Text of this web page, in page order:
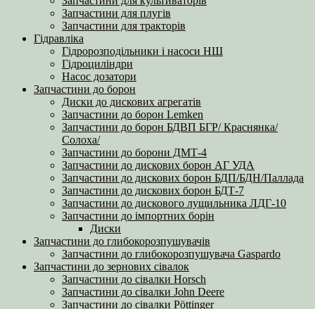
Запчастини для плугів
Запчастини для тракторів
Гідравліка
Гідророзподільники і насоси НШ
Гідроциліндри
Насос дозатори
Запчастини до борон
Диски до дискових агрегатів
Запчастини до борон Lemken
Запчастини до борон БДВП БГР/ Краснянка/
Солоха/
Запчастини до борони ДМТ-4
Запчастини до дискових борон АГ УДА
Запчастини до дискових борон БДП/БДН/Паллада
Запчастини до дискових борон БДТ-7
Запчастини до дискового лущильника ЛДГ-10
Запчастини до імпортних борін
Диски
Запчастини до глибокорозпушувачів
Запчастини до глибокорозпушувача Gaspardo
Запчастини до зернових сівалок
Запчастини до сівалки Horsch
Запчастини до сівалки John Deere
Запчастини до сівалки Pöttinger